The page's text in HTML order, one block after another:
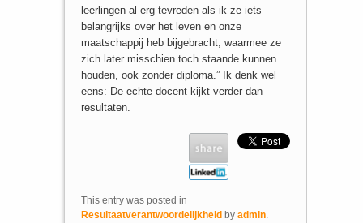
leerlingen al erg tevreden als ik ze iets
belangrijks over het leven en onze
maatschappij heb bijgebracht, waarmee ze
zich later misschien toch staande kunnen
houden, ook zonder diploma.” Ik denk wel
eens: De echte docent kijkt verder dan
resultaten.
This entry was posted in
Resultaatverantwoordelijkheid by admin.